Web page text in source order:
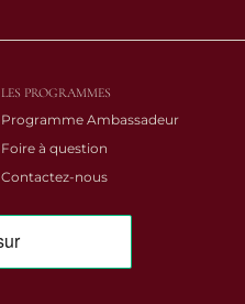
LES PROGRAMMES
Programme Ambassadeur
Foire à question
Contactez-nous